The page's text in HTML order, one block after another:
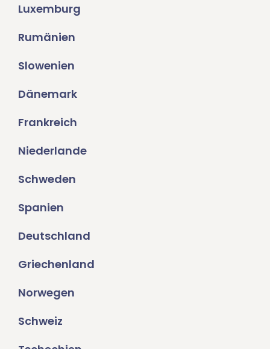
Luxemburg
Rumänien
Slowenien
Dänemark
Frankreich
Niederlande
Schweden
Spanien
Deutschland
Griechenland
Norwegen
Schweiz